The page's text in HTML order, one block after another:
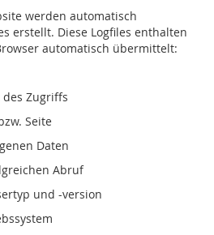
werden automatisch
erstellt. Diese Logfiles enthalten
automatisch übermittelt:
Zugriffs
Seite
Daten
Abruf
und -version